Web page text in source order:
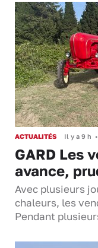
ACTUALITÉS Il y a 9 h •
GARD Les
avance,
Avec plusieurs
chaleurs, les
Pendant